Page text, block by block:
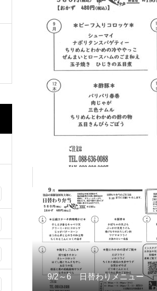
した。
2025年 食品衛生優良施
賞 表彰を賜りました。
6月22日（日）🇹🇭🇻🇳ア
🇹🇼🇰🇷開催
2026.07.24
9/2～6 日替わりメニュー